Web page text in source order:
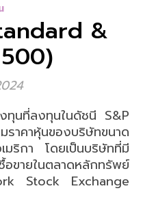
&
นที่ลงทุนในดัชนี S&P
คาหุ้นของบริษัทขนาด
ริกา โดยเป็นบริษัทที่มี
อขายในตลาดหลักทรัพย์
Stock Exchange